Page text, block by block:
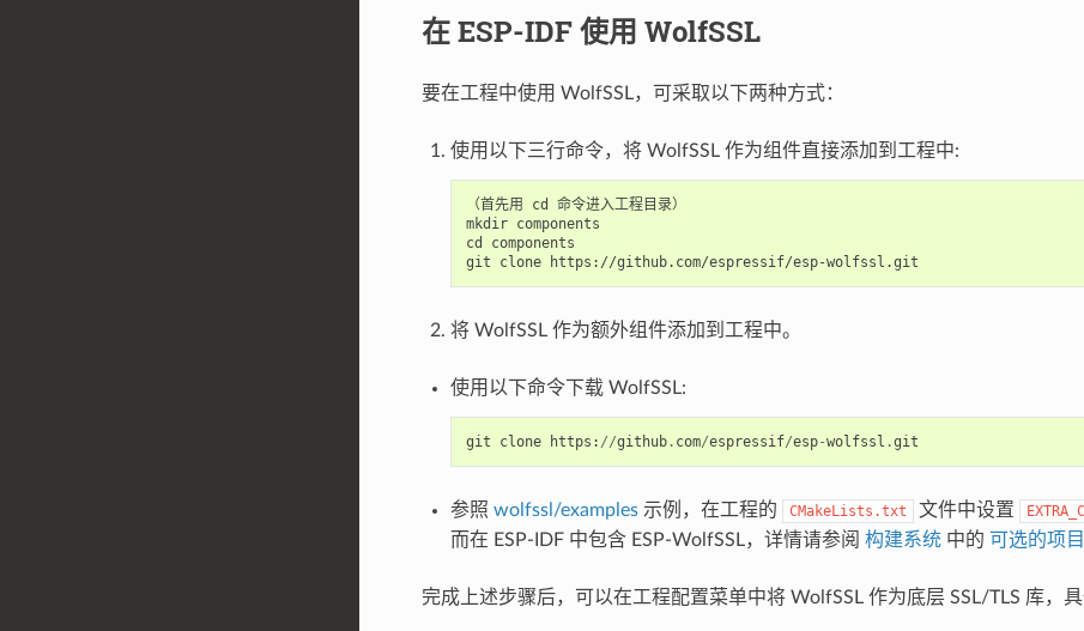
在 ESP-IDF 使用 WolfSSL
要在工程中使用 WolfSSL，可采取以下两种方式：
使用以下三行命令，将 WolfSSL 作为组件直接添加到工程中:
（首先用 cd 命令进入工程目录）
mkdir components
cd components
将 WolfSSL 作为额外组件添加到工程中。
使用以下命令下载 WolfSSL:
git clone https : //github. com/espressif/esp-wolfssl .git
参照 wolfssl/examples示例，在工程的 CMakeLists.txt 文件中设置
而在 ESP-IDF 中包含 ESP-WolfSSL，详情请参阅 构建系统中的 可选的项
完成上述步骤后，可以在工程配置菜单中将 WolfSSL 作为底层 SSL/TLS 库，